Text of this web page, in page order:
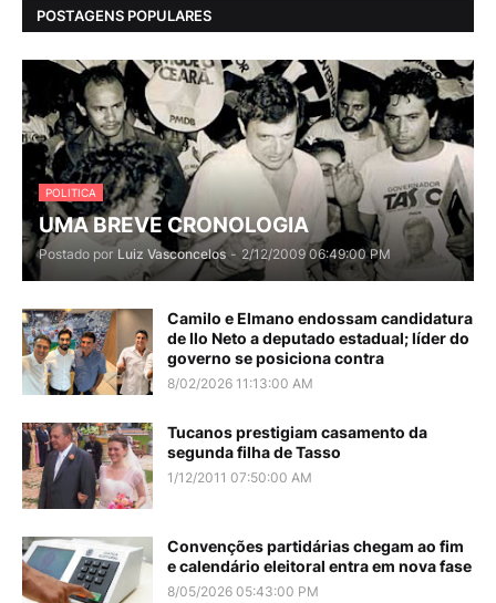
POSTAGENS POPULARES
POLITICA
UMA BREVE CRONOLOGIA
Postado por Luiz Vasconcelos - 2/12/2009 06:49:00 PM
Camilo e Elmano endossam candidatura
de Ilo Neto a deputado estadual; líder do
governo se posiciona contra
8/02/2026 11:13:00 AM
Tucanos prestigiam casamento da
segunda filha de Tasso
1/12/2011 07:50:00 AM
Convenções partidárias chegam ao fim
e calendário eleitoral entra em nova fase
8/05/2026 05:43:00 PM